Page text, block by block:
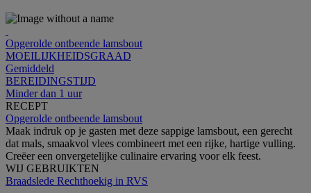
Opgerolde ontbeende lamsbout
MOEILIJKHEIDSGRAAD
Gemiddeld
BEREIDINGSTIJD
Minder dan 1 uur
RECEPT
Opgerolde ontbeende lamsbout
Maak indruk op je gasten met deze sappige lamsbout, een gerecht
dat mals, smaakvol vlees combineert met een rijke, hartige vulling.
Creëer een onvergetelijke culinaire ervaring voor elk feest.
WIJ GEBRUIKTEN
Braadslede Rechthoekig in RVS